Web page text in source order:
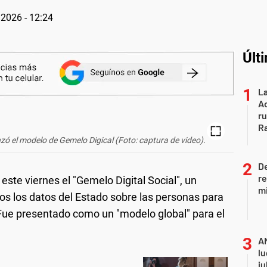
- 12:24
el modelo de Gemelo Digical (Foto: captura de video).
viernes el "Gemelo Digital Social", un
los datos del Estado sobre las personas para
presentado como un "modelo global" para el